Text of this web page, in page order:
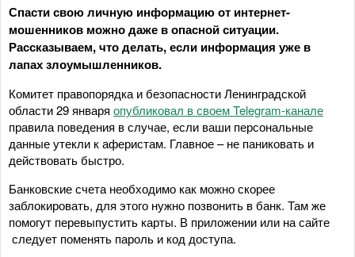
Спасти свою личную информацию от интернет-
мошенников можно даже в опасной ситуации.
Рассказываем, что делать, если информация уже в
лапах злоумышленников.
Комитет правопорядка и безопасности Ленинградской
области 29 января опубликовал в своем Telegram-канале
правила поведения в случае, если ваши персональные
данные утекли к аферистам. Главное – не паниковать и
действовать быстро.
Банковские счета необходимо как можно скорее
заблокировать, для этого нужно позвонить в банк. Там же
помогут перевыпустить карты. В приложении или на сайте
следует поменять пароль и код доступа.